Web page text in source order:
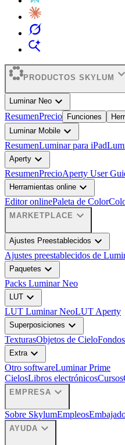
PRODUCTOS SKYLUM expand_more
Luminar Neo expand_more
ResumenPrecio Funciones
Luminar Mobile expand_more
ResumenLuminar para iPad
Aperty expand_more
ResumenPrecioAperty User
Herramientas online expand_more
Editor onlinePaleta de Color
MARKETPLACE expand_more
Ajustes Preestablecidos expand_more
Ajustes preestablecidos de
Paquetes expand_more
Packs Luminar Neo
LUT expand_more
LUT Luminar NeoLUT Aperty
Superposiciones expand_more
TexturasObjetos de CieloFondos
Extraexpand_more
Otro softwareLuminar Prime
CielosLibros electrónicosCursos
EMPRESA expand_more
Sobre SkylumEmpleos
AYUDA expand_more